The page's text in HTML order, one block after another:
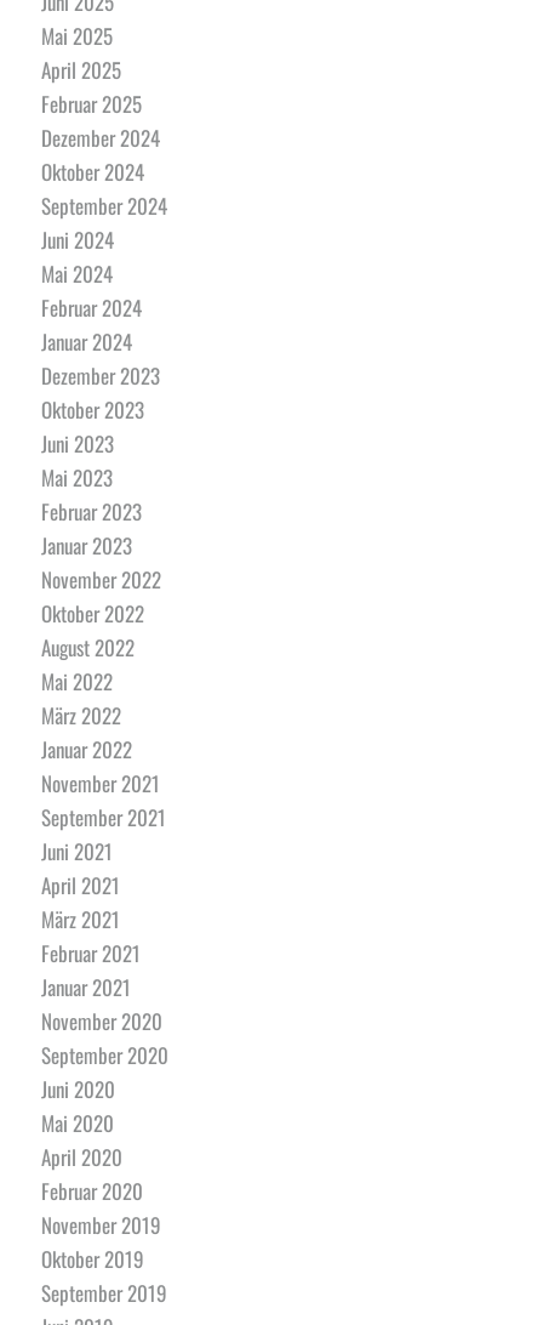
Mai 2025
April 2025
Februar 2025
Dezember 2024
Oktober 2024
September 2024
Juni 2024
Mai 2024
Februar 2024
Januar 2024
Dezember 2023
Oktober 2023
Juni 2023
Mai 2023
Februar 2023
Januar 2023
November 2022
Oktober 2022
August 2022
Mai 2022
März 2022
Januar 2022
November 2021
September 2021
Juni 2021
April 2021
März 2021
Februar 2021
Januar 2021
November 2020
September 2020
Juni 2020
Mai 2020
April 2020
Februar 2020
November 2019
Oktober 2019
September 2019